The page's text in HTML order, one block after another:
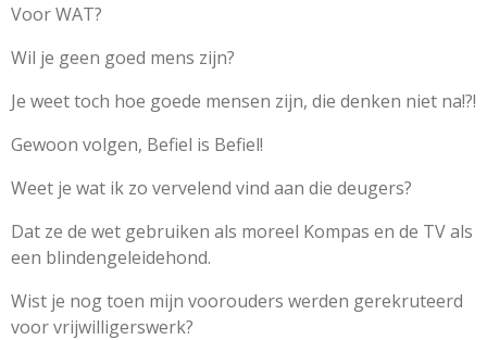
Voor WAT?
Wil je geen goed mens zijn?
Je weet toch hoe goede mensen zijn, die denken niet na!?!
Gewoon volgen, Befiel is Befiel!
Weet je wat ik zo vervelend vind aan die deugers?
Dat ze de wet gebruiken als moreel Kompas en de TV als
een blindengeleidehond.
Wist je nog toen mijn voorouders werden gerekruteerd
voor vrijwilligerswerk?